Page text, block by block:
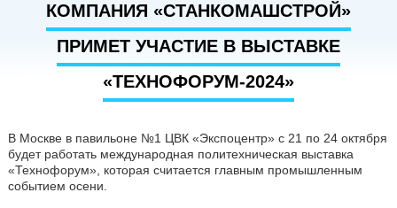
КОМПАНИЯ «СТАНКОМАШСТРОЙ»
ПРИМЕТ УЧАСТИЕ В ВЫСТАВКЕ
«ТЕХНОФОРУМ-2024»
В Москве в павильоне №1 ЦВК «Экспоцентр» с 21 по 24 октября
будет работать международная политехническая выставка
«Технофорум», которая считается главным промышленным
событием осени.